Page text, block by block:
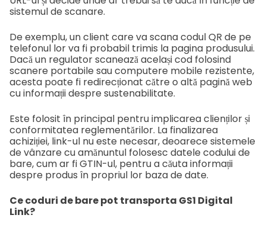
sistemul de scanare.
De exemplu, un client care va scana codul QR de pe
telefonul lor va fi probabil trimis la pagina produsului.
Dacă un regulator scanează același cod folosind
scanere portabile sau computere mobile rezistente,
acesta poate fi redirecționat către o altă pagină web
cu informații despre sustenabilitate.
Este folosit în principal pentru implicarea clienților și
conformitatea reglementărilor. La finalizarea
achiziției, link-ul nu este necesar, deoarece sistemele
de vânzare cu amănuntul folosesc datele codului de
bare, cum ar fi GTIN-ul, pentru a căuta informații
despre produs în propriul lor baza de date.
Ce coduri de bare pot transporta GS1 Digital
Link?